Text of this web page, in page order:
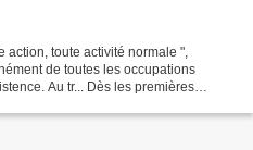
action, toute activité normale ",
de toutes les occupations
Au tr... Dès les premières